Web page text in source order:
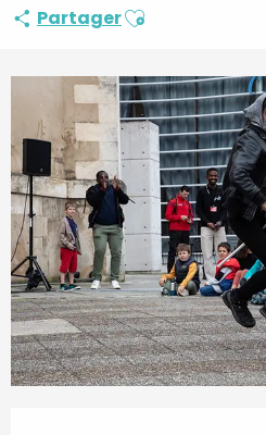
PartagerAjouter aux favoris